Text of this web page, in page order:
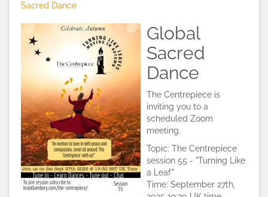
Sacred Dance
Global
Sacred
Dance
The Centrepiece is
inviting you to a
scheduled Zoom
meeting.
Topic: The Centrepiece
session 55 - "Turning Like
a Leaf"
Time: September 27th,